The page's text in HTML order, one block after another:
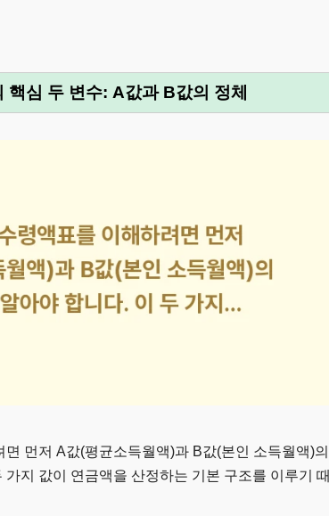
핵심 두 변수: A값과 B값의 정체
먼저 A값(평균소득월액)과 B값(본인 소득월액)의
지 값이 연금액을 산정하는 기본 구조를 이루기 때